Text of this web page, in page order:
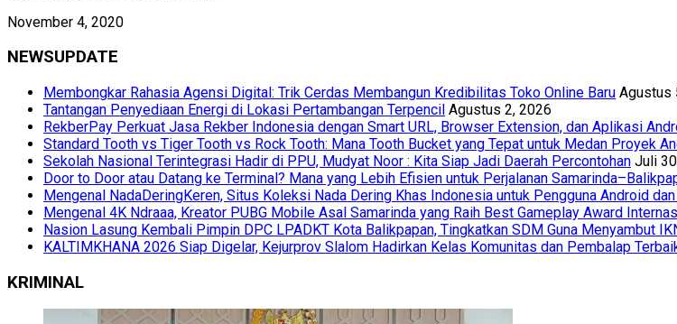
November 4, 2020
NEWSUPDATE
Membongkar Rahasia Agensi Digital: Trik Cerdas Membangun Kredibilitas Toko Online Baru Agustus
Tantangan Penyediaan Energi di Lokasi Pertambangan Terpencil Agustus 2, 2026
RekberPay Perkuat Jasa Rekber Indonesia dengan Smart URL, Browser Extension, dan Aplikasi
Standard Tooth vs Tiger Tooth vs Rock Tooth: Mana Tooth Bucket yang Tepat untuk Medan Proyek
Sekolah Nasional Terintegrasi Hadir di PPU, Mudyat Noor : Kita Siap Jadi Daerah Percontohan Juli
Door to Door atau Datang ke Terminal? Mana yang Lebih Efisien untuk Perjalanan
Mengenal NadaDeringKeren, Situs Koleksi Nada Dering Khas Indonesia untuk Pengguna Android
Mengenal 4K Ndraaa, Kreator PUBG Mobile Asal Samarinda yang Raih Best Gameplay Award
Nasion Lasung Kembali Pimpin DPC LPADKT Kota Balikpapan, Tingkatkan SDM Guna Menyambut
KALTIMKHANA 2026 Siap Digelar, Kejurprov Slalom Hadirkan Kelas Komunitas dan Pembalap
KRIMINAL